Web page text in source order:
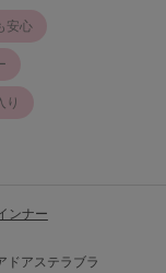
安心
り
ンナー
ドアステラブラ